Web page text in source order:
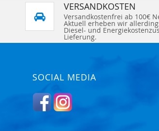
VERSANDKOSTEN
Versandkostenfrei ab 100€
Aktuell erheben wir
Diesel- und
Lieferung.
SOCIAL MEDIA